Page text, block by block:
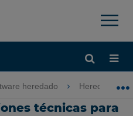
×
global
heredado Heredado-
técnicas para